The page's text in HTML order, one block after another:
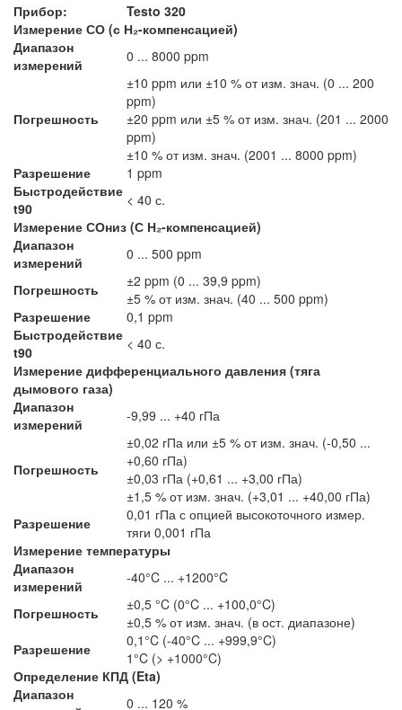
Прибор:
Testo 320
Измерение СО (с Н₂-компенсацией)
Диапазон
измерений
0 ... 8000 ppm
Погрешность
±10 ppm или ±10 % от изм. знач. (0 ... 200
ppm)
±20 ppm или ±5 % от изм. знач. (201 ... 2000
ppm)
±10 % от изм. знач. (2001 ... 8000 ppm)
Разрешение
1 ppm
Быстродействие
t90
< 40 с.
Измерение СОниз (С Н₂-компенсацией)
Диапазон
измерений
0 ... 500 ppm
Погрешность
±2 ppm (0 ... 39,9 ppm)
±5 % от изм. знач. (40 ... 500 ppm)
Разрешение
0,1 ppm
Быстродействие
t90
< 40 с.
Измерение дифференциального давления (тяга
дымового газа)
Диапазон
измерений
-9,99 ... +40 гПа
Погрешность
±0,02 гПа или ±5 % от изм. знач. (-0,50 ...
+0,60 гПа)
±0,03 гПа (+0,61 ... +3,00 гПа)
±1,5 % от изм. знач. (+3,01 ... +40,00 гПа)
Разрешение
0,01 гПа с опцией высокоточного измер.
тяги 0,001 гПа
Измерение температуры
Диапазон
измерений
-40°C ... +1200°C
Погрешность
±0,5 °C (0°C ... +100,0°C)
±0,5 % от изм. знач. (в ост. диапазоне)
Разрешение
0,1°C (-40°C ... +999,9°C)
1°C (> +1000°C)
Определение КПД (Eta)
Диапазон
0 ... 120 %